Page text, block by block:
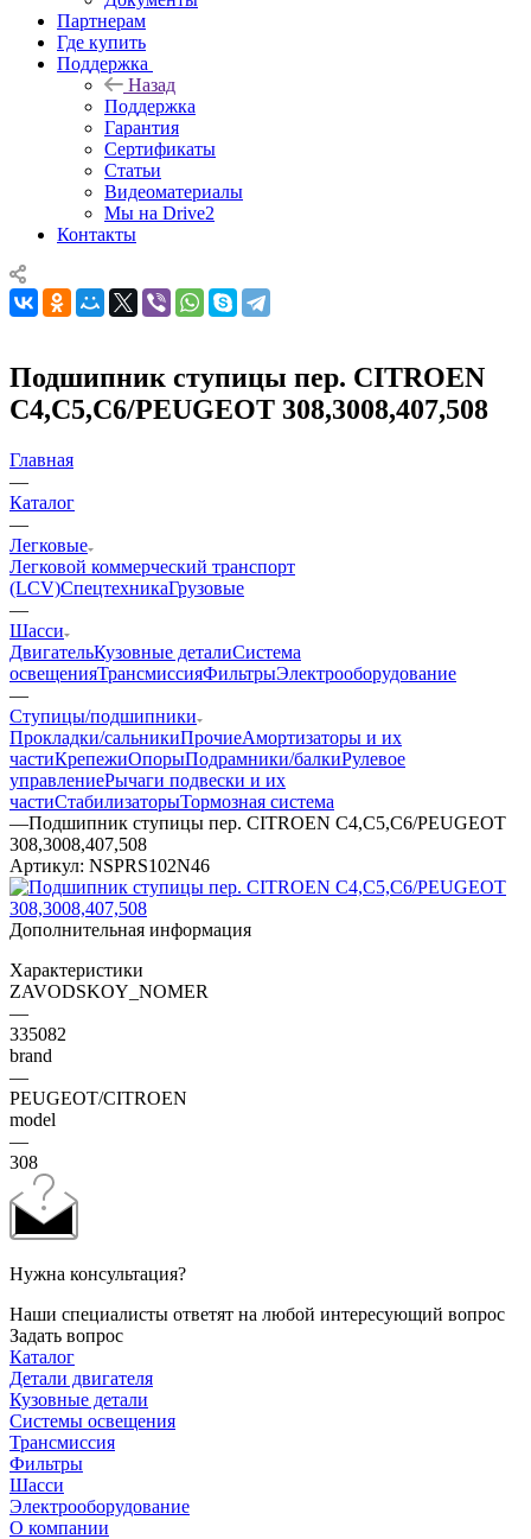
Партнерам
Где купить
Поддержка
Назад
Поддержка
Гарантия
Сертификаты
Статьи
Видеоматериалы
Мы на Drive2
Контакты
Подшипник ступицы пер. CITROEN
C4,C5,C6/PEUGEOT 308,3008,407,508
Главная
—
Каталог
—
Легковые
Легковой коммерческий транспорт
(LCV)СпецтехникаГрузовые
—
Шасси
ДвигательКузовные деталиСистема
освещенияТрансмиссияФильтрыЭлектрооборудование
—
Ступицы/подшипники
Прокладки/сальникиПрочиеАмортизаторы и их
частиКрепежиОпорыПодрамники/балкиРулевое
управлениеРычаги подвески и их
частиСтабилизаторыТормозная система
—Подшипник ступицы пер. CITROEN C4,C5,C6/PEUGEOT
308,3008,407,508
Артикул: NSPRS102N46
Дополнительная информация
Характеристики
ZAVODSKOY_NOMER
—
335082
brand
—
PEUGEOT/CITROEN
model
—
308
Нужна консультация?
Наши специалисты ответят на любой интересующий вопрос
Задать вопрос
Каталог
Детали двигателя
Кузовные детали
Системы освещения
Трансмиссия
Фильтры
Шасси
Электрооборудование
О компании